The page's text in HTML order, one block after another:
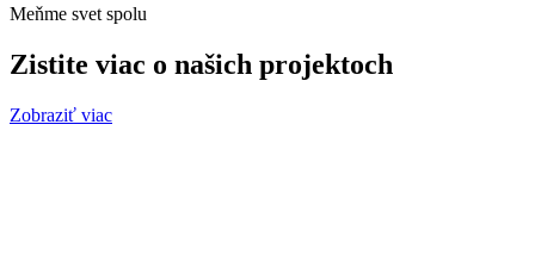
Meňme svet spolu
Zistite viac o našich projektoch
Zobraziť viac